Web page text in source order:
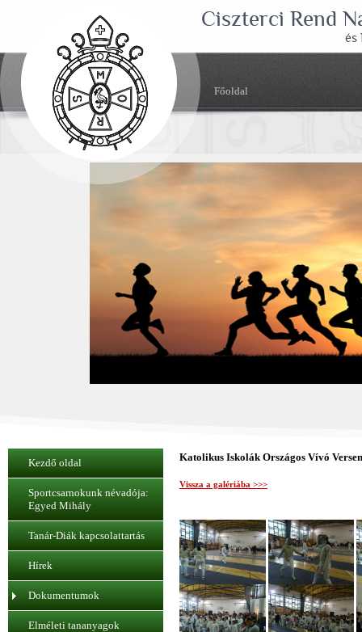
Ciszterci Rend
és
Főoldal
Kezdő oldal
Sportcsarnokunk névadója:
Egyed Mihály
Tanár-Diák kapcsolattartás
Hírek
Dokumentumok
Elméleti tananyagok
Katolikus Iskolák Országos Vívó
Vissza a galériába >>>